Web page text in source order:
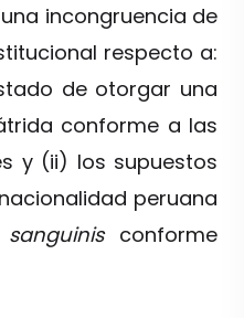
incongruencia de
respecto a:
de otorgar una
conforme a las
y (ii) los supuestos
peruana
conforme